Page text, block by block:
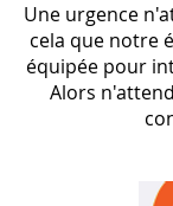
Une urgence
cela que notre
équipée pour
Alors